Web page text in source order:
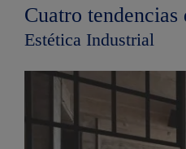
Cuatro
Estética Industrial